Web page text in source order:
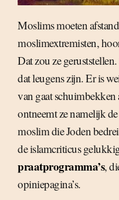
Moslims moeten
moslimextremisten,
Dat zou ze
dat leugens zijn. Er is
van gaat schuimbekken
ontneemt ze namelijk
moslim die Joden
de islamcriticus
praatprogramma’s,
opiniepagina’s.